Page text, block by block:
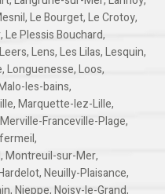
,Le Bourget,Le Crotoy,
,Le Plessis Bouchard,
Leers,Lens,Les Lilas,Lesquin,
,Longuenesse,Loos,
les-bains,
,Marquette-lez-Lille,
Merville-Franceville-Plage,
,
,Montreuil-sur-Mer,
,Neuilly-Plaisance,